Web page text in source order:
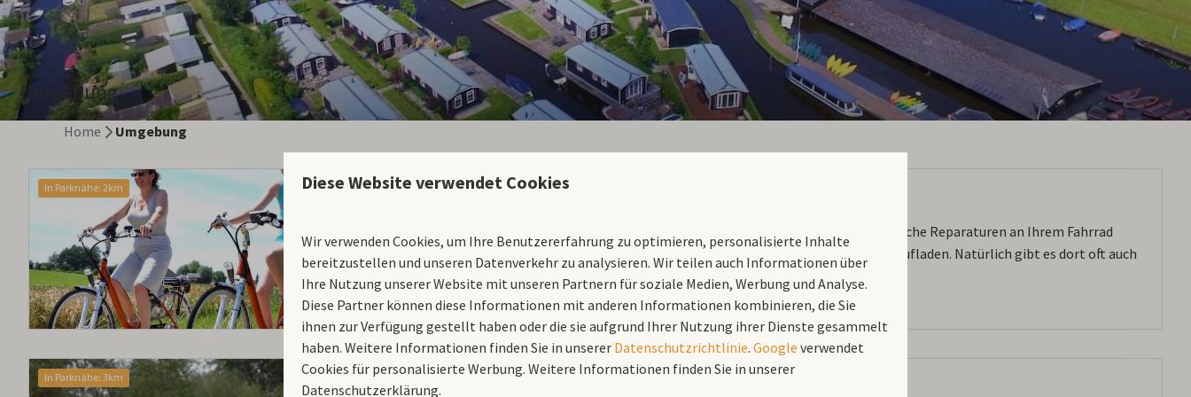
Umgebung
Home Umgebung
In Parknähe: 2km
An einer Fahrradservicestelle können Sie mit der ANWB-Fahrradservicebox einfache Reparaturen an Ihrem Fahrrad
selbst durchführen. An immer mehr Orten können Sie auch Ihr Elektrofahrrad aufladen. Natürlich gibt es dort oft auch
Erfrischungsmöglichkeiten und sanitäre Anlagen.
In Parknähe: 3km Minigolf in Giethoorn
Diese Website verwendet Cookies
Wir verwenden Cookies, um Ihre Benutzererfahrung zu optimieren, personalisierte Inhalte
bereitzustellen und unseren Datenverkehr zu analysieren. Wir teilen auch Informationen über
Ihre Nutzung unserer Website mit unseren Partnern für soziale Medien, Werbung und Analyse.
Diese Partner können diese Informationen mit anderen Informationen kombinieren, die Sie
ihnen zur Verfügung gestellt haben oder die sie aufgrund Ihrer Nutzung ihrer Dienste gesammelt
haben. Weitere Informationen finden Sie in unserer Datenschutzrichtlinie. Google verwendet
Cookies für personalisierte Werbung. Weitere Informationen finden Sie in unserer
Datenschutzerklärung.